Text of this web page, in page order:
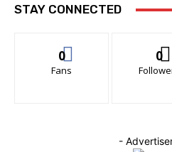
STAY CONNECTED
0
Fans
0
-